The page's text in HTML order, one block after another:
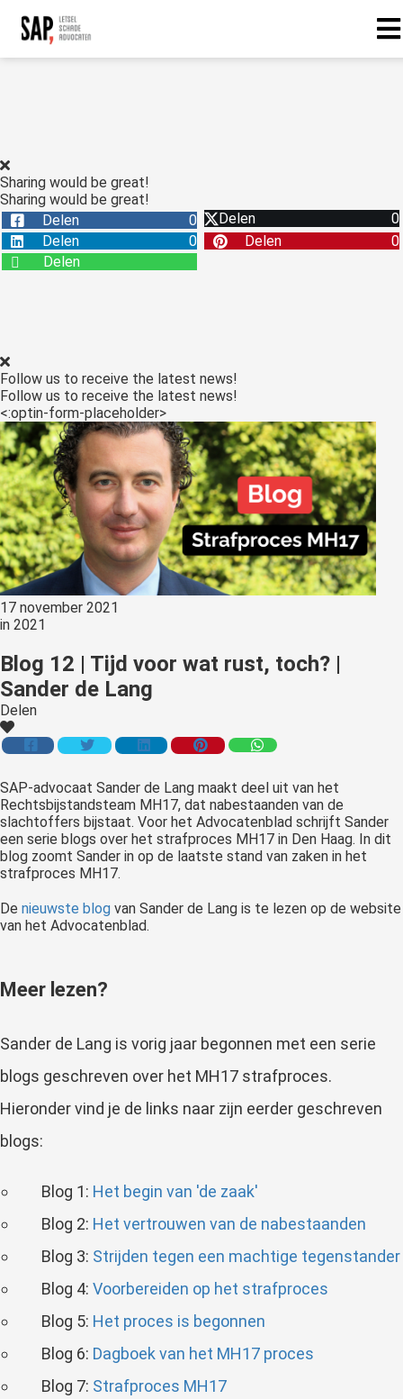
Sharing would be great!
Sharing would be great!
Delen
0 Delen
0
Delen
0 Delen
0
Delen
Follow us to receive the latest news!
Follow us to receive the latest news!
<:optin-form-placeholder>
17 november 2021
in 2021
Blog 12 | Tijd voor wat rust, toch? |
Sander de Lang
Delen
SAP-advocaat Sander de Lang maakt deel uit van het
Rechtsbijstandsteam MH17, dat nabestaanden van de
slachtoffers bijstaat. Voor het Advocatenblad schrijft Sander
een serie blogs over het strafproces MH17 in Den Haag. In dit
blog zoomt Sander in op de laatste stand van zaken in het
strafproces MH17.
De nieuwste blog van Sander de Lang is te lezen op de website
van het Advocatenblad.
Meer lezen?
Sander de Lang is vorig jaar begonnen met een serie
blogs geschreven over het MH17 strafproces.
Hieronder vind je de links naar zijn eerder geschreven
blogs:
Blog 1: Het begin van 'de zaak'
Blog 2: Het vertrouwen van de nabestaanden
Blog 3: Strijden tegen een machtige tegenstander
Blog 4:Voorbereiden op het strafproces
Blog 5: Het proces is begonnen
Blog 6: Dagboek van het MH17 proces
Blog 7: Strafproces MH17